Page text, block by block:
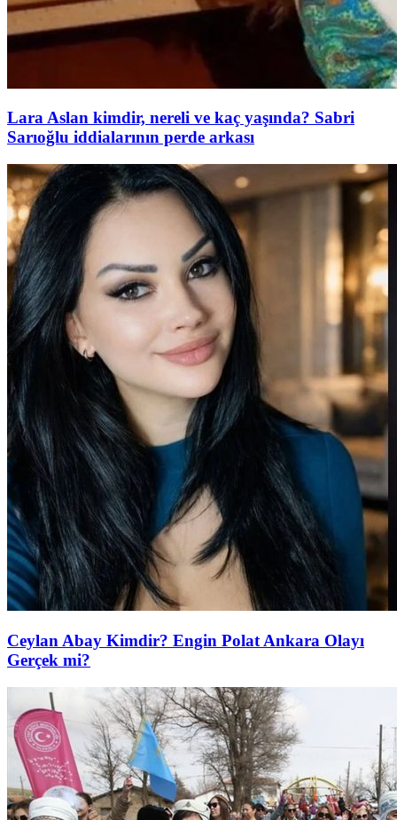
Lara Aslan kimdir, nereli ve kaç yaşında? Sabri
Sarıoğlu iddialarının perde arkası
Ceylan Abay Kimdir? Engin Polat Ankara Olayı
Gerçek mi?